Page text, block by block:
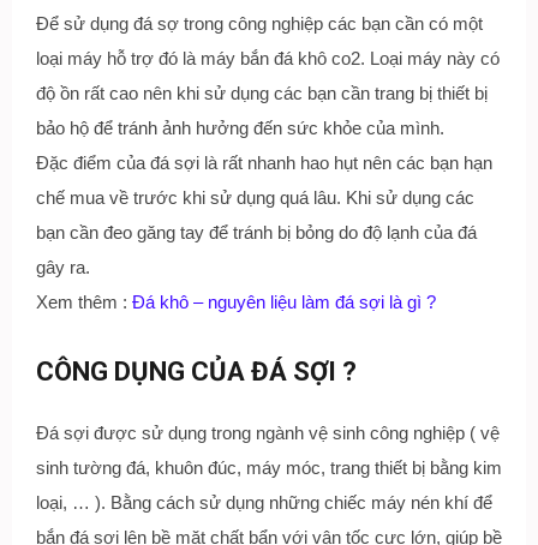
Để sử dụng đá sợ trong công nghiệp các bạn cần có một
loại máy hỗ trợ đó là máy bắn đá khô co2. Loại máy này có
độ ồn rất cao nên khi sử dụng các bạn cần trang bị thiết bị
bảo hộ để tránh ảnh hưởng đến sức khỏe của mình.
Đặc điểm của đá sợi là rất nhanh hao hụt nên các bạn hạn
chế mua về trước khi sử dụng quá lâu. Khi sử dụng các
bạn cần đeo găng tay để tránh bị bỏng do độ lạnh của đá
gây ra.
Xem thêm : Đá khô – nguyên liệu làm đá sợi là gì ?
CÔNG DỤNG CỦA ĐÁ SỢI ?
Đá sợi được sử dụng trong ngành vệ sinh công nghiệp ( vệ
sinh tường đá, khuôn đúc, máy móc, trang thiết bị bằng kim
loại, … ). Bằng cách sử dụng những chiếc máy nén khí để
bắn đá sợi lên bề mặt chất bẩn với vận tốc cực lớn, giúp bề